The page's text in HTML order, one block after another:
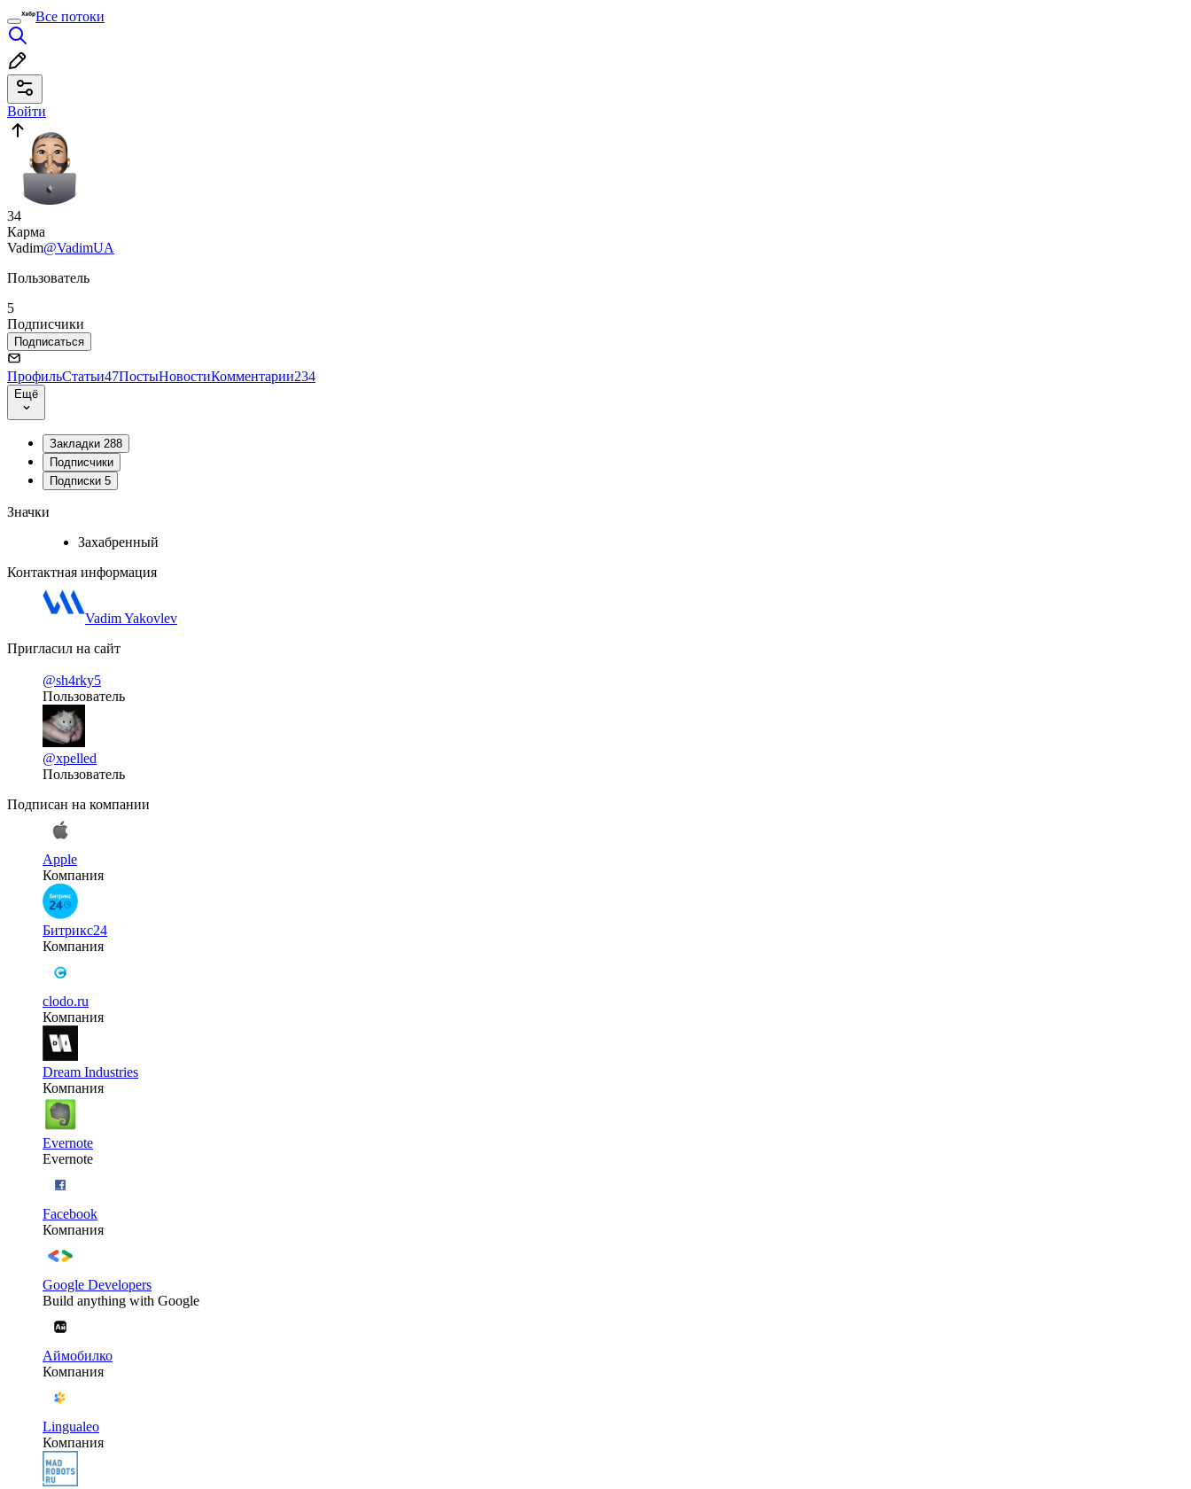
Все потоки
Войти
34
Карма
Vadim@VadimUA
Пользователь
5
Подписчики
Подписаться
ПрофильСтатьи47ПостыНовостиКомментарии234
Ещё
Закладки 288
Подписчики
Подписки 5
Значки
Захабренный
Контактная информация
Vadim Yakovlev
Пригласил на сайт
@sh4rky5
Пользователь
@xpelled
Пользователь
Подписан на компании
Apple
Компания
Битрикс24
Компания
clodo.ru
Компания
Dream Industries
Компания
Evernote
Evernote
Facebook
Компания
Google Developers
Build anything with Google
Аймобилко
Компания
Lingualeo
Компания